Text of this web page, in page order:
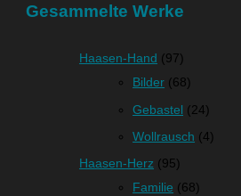
Gesammelte Werke
Haasen-Hand (97)
Bilder (68)
Gebastel (24)
Wollrausch (4)
Haasen-Herz (95)
Familie (68)